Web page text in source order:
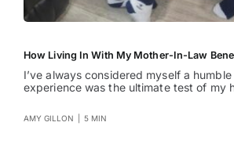
How Living In With My Mother-In-Law
I’ve always considered myself a
experience was the ultimate test of my
AMY GILLON 5 MIN